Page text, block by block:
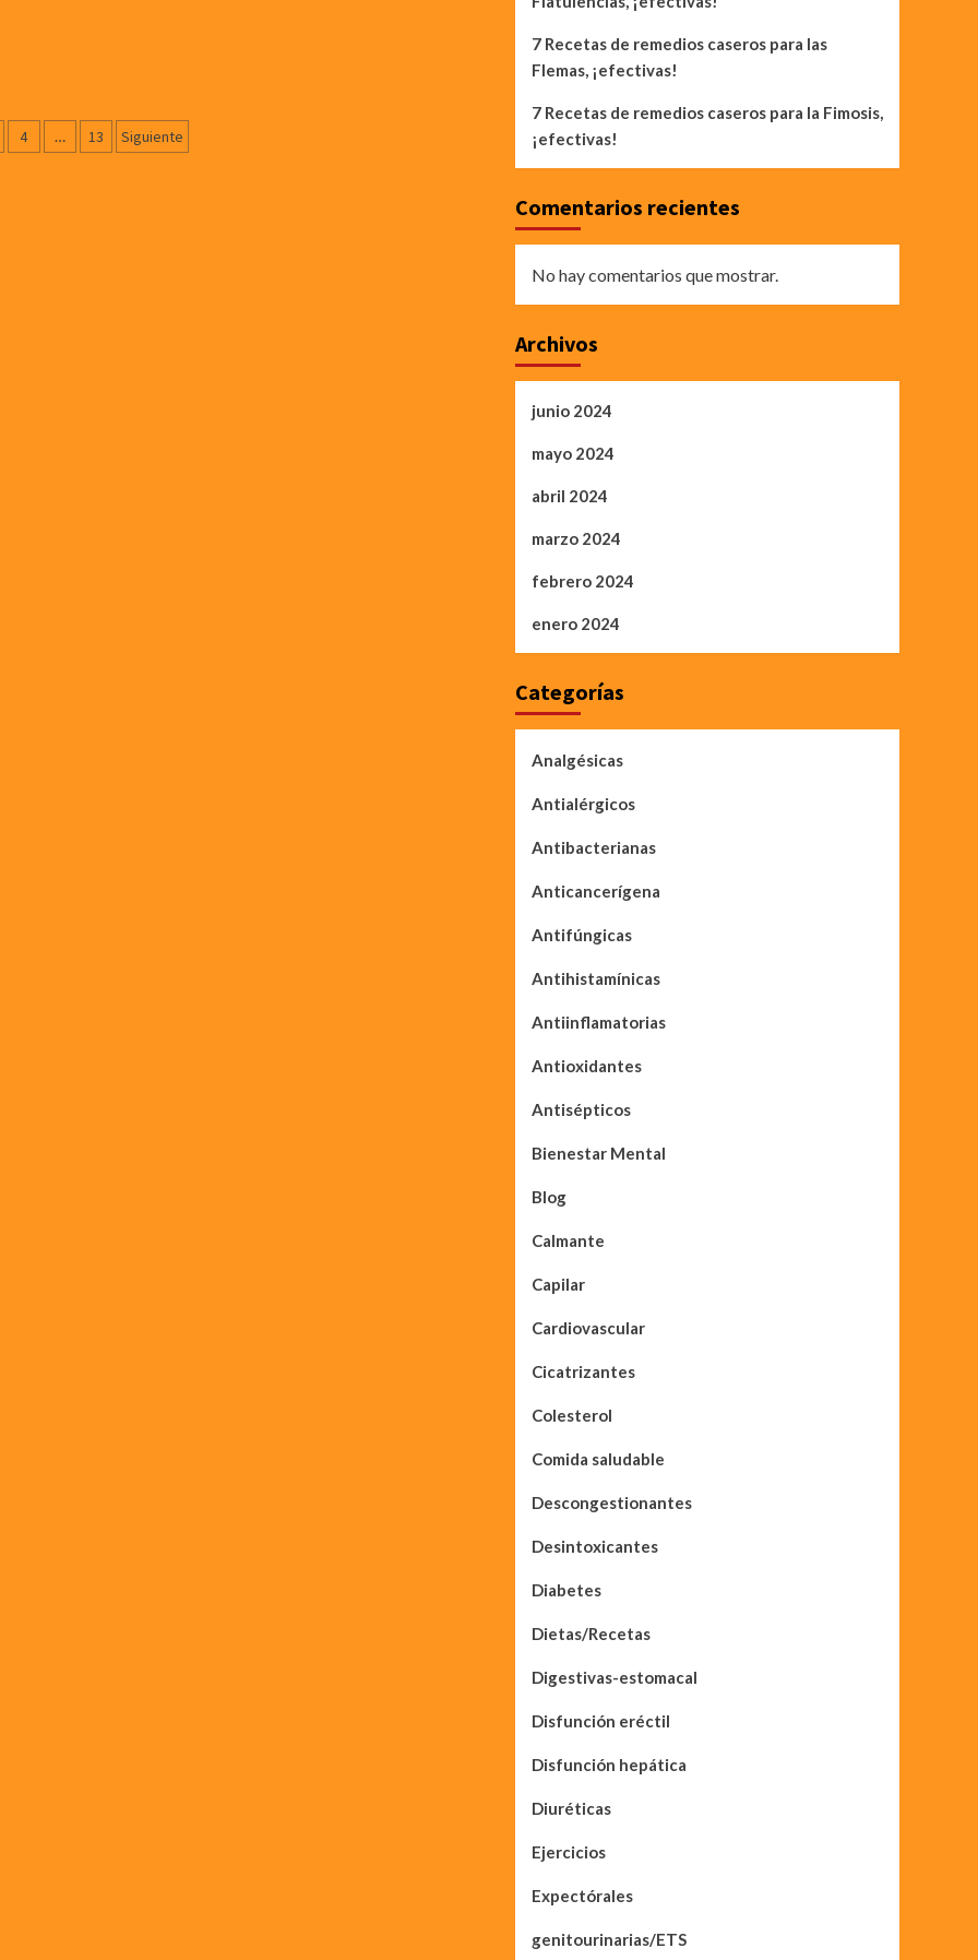
4 … 13 Siguiente
7 Recetas de remedios caseros para las
Flemas, ¡efectivas!
7 Recetas de remedios caseros para la Fimosis,
¡efectivas!
Comentarios recientes
No hay comentarios que mostrar.
Archivos
junio 2024
mayo 2024
abril 2024
marzo 2024
febrero 2024
enero 2024
Categorías
Analgésicas
Antialérgicos
Antibacterianas
Anticancerígena
Antifúngicas
Antihistamínicas
Antiinflamatorias
Antioxidantes
Antisépticos
Bienestar Mental
Blog
Calmante
Capilar
Cardiovascular
Cicatrizantes
Colesterol
Comida saludable
Descongestionantes
Desintoxicantes
Diabetes
Dietas/Recetas
Digestivas-estomacal
Disfunción eréctil
Disfunción hepática
Diuréticas
Ejercicios
Expectórales
genitourinarias/ETS